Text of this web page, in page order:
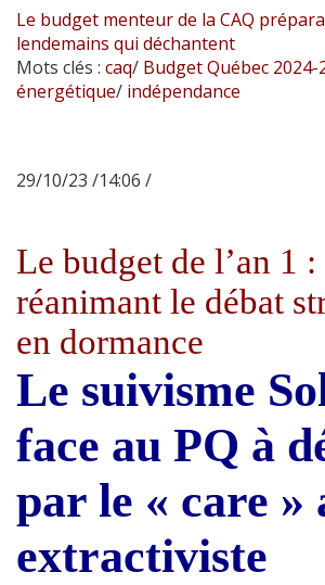
Le budget menteur de la CAQ
lendemains qui déchantent
Mots clés : caq/ Budget Québec 2024-
énergétique/ indépendance
29/10/23 /14:06 /
Le budget de l’an 1
réanimant le débat
en dormance
Le suivisme
face au PQ à
par le « care »
extractiviste